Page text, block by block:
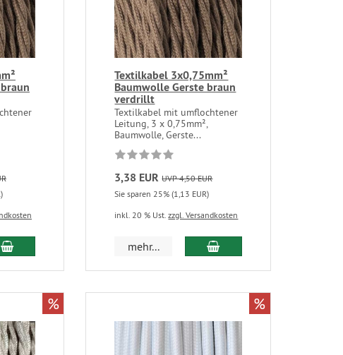
Textilkabel 3x0,75mm²
Baumwolle Gerste braun
verdrillt
Textilkabel mit umflochtener
Leitung, 3 x 0,75mm²,
Baumwolle, Gerste...
3,38 EUR UVP 4,50 EUR
Sie sparen 25% (1,13 EUR)
inkl. 20 % Ust.zzgl. Versandkosten
mehr...
% %